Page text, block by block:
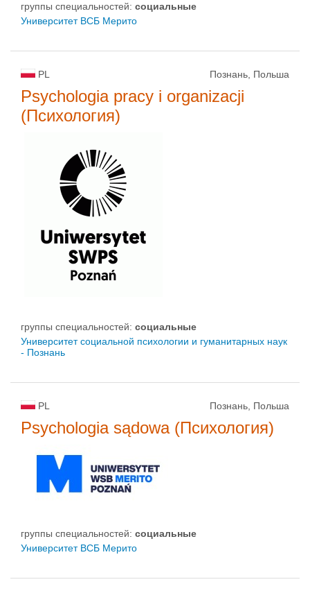
группы специальностей: социальные
Университет ВСБ Мерито
PL Познань, Польша
Psychologia pracy i organizacji
(Психология)
группы специальностей: социальные
Университет социальной психологии и гуманитарных наук
- Познань
PL Познань, Польша
Psychologia sądowa (Психология)
группы специальностей: социальные
Университет ВСБ Мерито